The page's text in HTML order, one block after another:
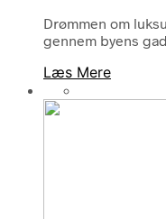
Drømmen om
gennem byens
Læs Mere